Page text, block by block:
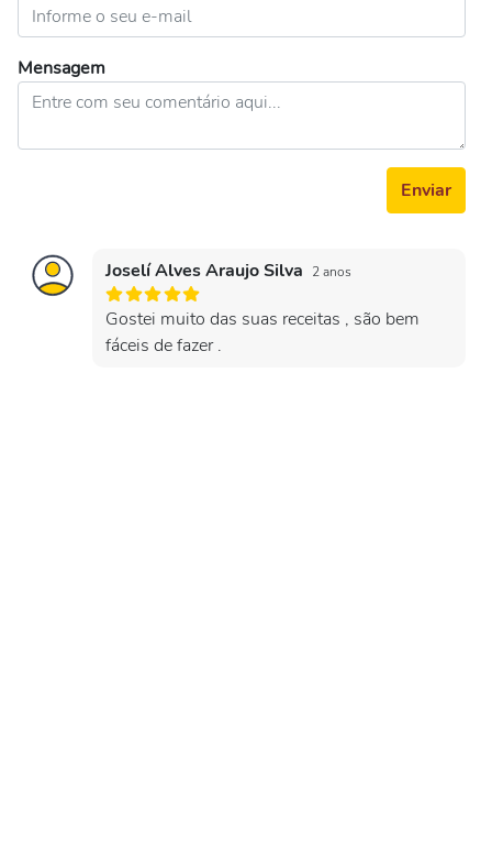
Mensagem
Enviar
Joselí Alves Araujo Silva 2 anos
Gostei muito das suas receitas , são bem
fáceis de fazer .